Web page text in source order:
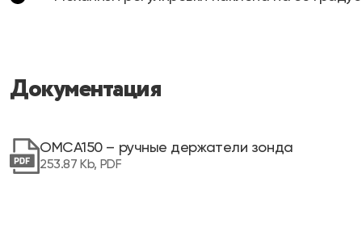
Документация
OMCA150 – ручные держатели зонда
253.87 Kb, PDF